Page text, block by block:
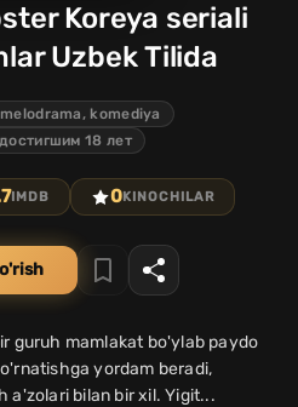
Koreya seriali
Uzbek Tilida
melodrama, komediya
18 лет
IMDB 0KINOCHILAR
guruh mamlakat bo'ylab paydo
yordam beradi,
a'zolari bilan bir xil. Yigit...